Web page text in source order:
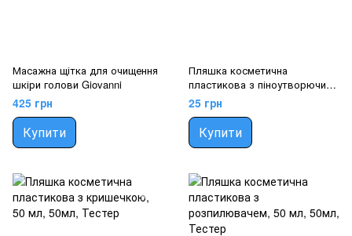
Масажна щітка для очищення
шкіри голови Giovanni
425 грн
Купити
Пляшка косметична
пластикова з піноутворючим
дозатором, 60 мл
25 грн
Купити